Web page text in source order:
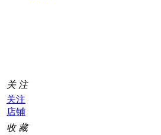
关 注
关注
店铺
收 藏